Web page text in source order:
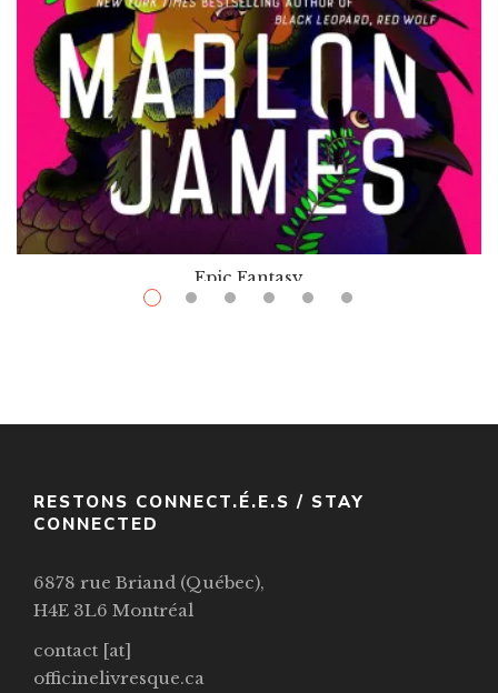
Epic Fantasy
RESTONS CONNECT.É.E.S / STAY
CONNECTED
6878 rue Briand (Québec),
H4E 3L6 Montréal
contact [at]
officinelivresque.ca